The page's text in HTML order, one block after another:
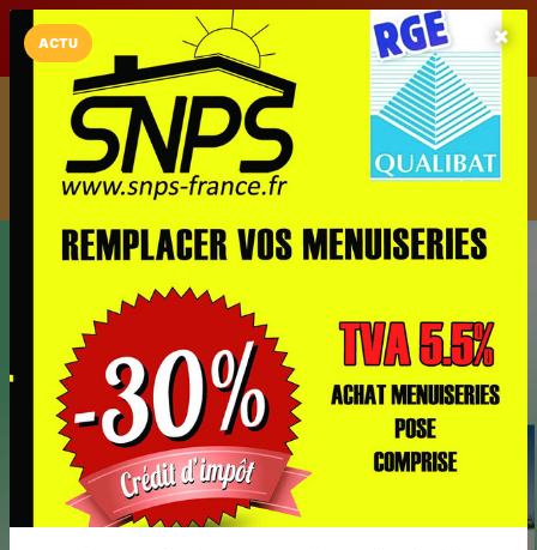
LaCarte LaCarte sur
Play Store
Installez l'App LaCarte
Téléchargez gratuitement l'app LaCarte pour suivre vos
commerces favoris et ne rien rater !
Télécharger Plus tard
ACTU